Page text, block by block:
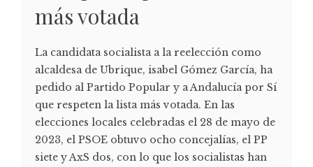
más votada
La candidata socialista a la reelección como
alcaldesa de Ubrique, isabel Gómez García, ha
pedido al Partido Popular y a Andalucía por Sí
que respeten la lista más votada. En las
elecciones locales celebradas el 28 de mayo de
2023, el PSOE obtuvo ocho concejalías, el PP
siete y AxS dos, con lo que los socialistas han